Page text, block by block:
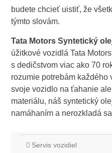
budete chcieť uistiť, že
týmto slovám.
Tata Motors Syntetický
úžitkové vozidlá Tata
s dedičstvom viac ako 70
rozumie potrebám každého
svoje vozidlo na ťahanie
materiálu, náš syntetický
namáhaním a nerozkladá
Servis vozidiel